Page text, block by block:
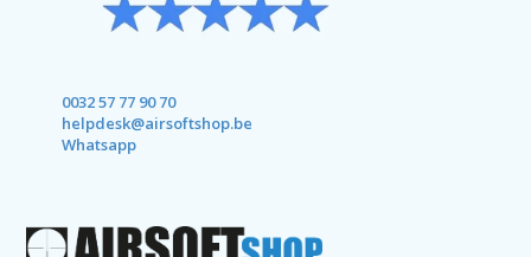
0032 57 77 90 70
helpdesk@airsoftshop.be
Whatsapp